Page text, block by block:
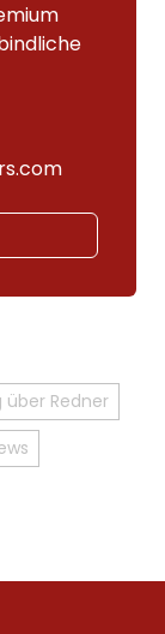
über Redner